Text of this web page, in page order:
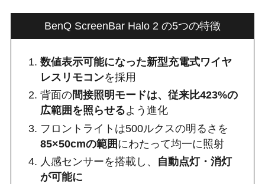
BenQ ScreenBar Halo 2 の5つの特徴
数値表示可能になった新型充電式ワイヤ
レスリモコンを採用
背面の間接照明モードは、従来比423%の
広範囲を照らせるよう進化
フロントライトは500ルクスの明るさを
85×50cmの範囲 にわたって均一に照射
人感センサーを搭載し、 自動点灯・消灯
が可能に